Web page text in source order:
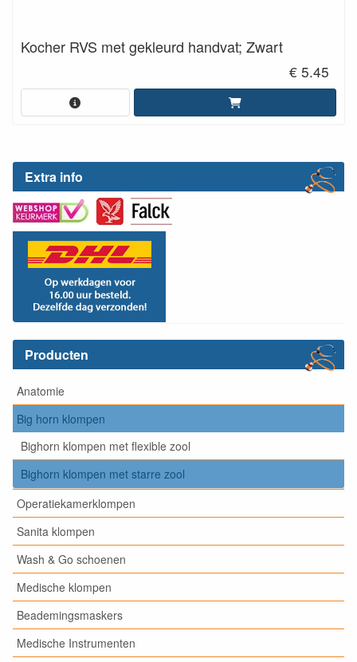
Extra info
Producten
Anatomie
Big horn klompen
Bighorn klompen met flexible zool
Bighorn klompen met starre zool
Operatiekamerklompen
Sanita klompen
Wash & Go schoenen
Medische klompen
Beademingsmaskers
Medische Instrumenten
Kocher RVS met gekleurd handvat; Zwart
€ 5.45